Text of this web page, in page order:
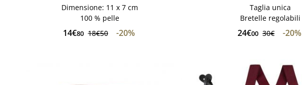
Dimensione: 11 x 7 cm
100 % pelle
14€80 18€50 -20%
Taglia unica
Bretelle regolabili
24€00 30€ -20%